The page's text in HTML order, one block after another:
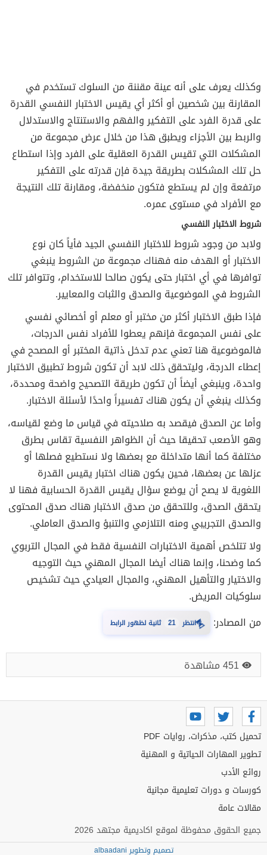
وكذلك يعرف على أنه عينة مقننة من السلوك تستخدم في
المقارنة بين شخصين أو أكثر أي يقيس الاختبار النفسي القدرة
على قدرة الفرد على التفكير والفهم والاستنتاج والاستدلال
والربط بين الأجزاء ويطبق هذا من خلال عرض مجموعة من
المشكلات التي تقيس القدرة العقلية على الفرد وإذا استطاع
حل تلك المشكلات بطريقة جيدة فإن قدرته على التفكير
مرتفعة وإن لم يستطع فتكون منخفضة، ومقارنة تلك النتيجة
مع الأفراد في مستوى عمره.
شروط الاختبار النفسي
ولابد من وجود شروط للاختبار النفسي الجيد فأياً كان نوع
الاختبار أو الهدف منه فهناك مجموعة من الشروط ينبغي
توافرها في أي اختبار حتى يكون صالحا للاستخدام، وتتوافر تلك
الشروط في الموضوعية والصدق والثبات والمعايير.
فإذا طبق الاختبار أكثر من مختبر أو معلم أو أخصائي نفسي
على نفس المجموعة فإنهم يعطوا للأفراد نفس الدرجات،
فالموضوعية هنا تعني عدم تدخل ذاتية المختبر أو المصحح في
إعطاء الدرجة، وليتحقق ذلك لابد أن تكون شروط تطبيق الاختبار
واحدة، وينبغي أيضاً أن تكون طريقة التصحيح واضحة ومحددة،
وكذلك ينبغي أن يكون هناك تفسيراً واحدًا لأسئلة الاختبار.
وأما عن الصدق فيقصد به صلاحيته في قياس ما وضع لقياسه،
وهو الأصعب تحقيقا حيث أن الظواهر النفسية تقاس بطرق
مختلفة كما أنها متداخلة مع بعضها ولا نستطيع فصلها أو
عزلها عن بعضها، فحين يكون هناك اختبار يقيس القدرة
اللغوية لا يصح أن يوضع سؤال يقيس القدرة الحسابية فهنا لا
يتحقق الصدق، وللتحقق من صدق الاختبار هناك صدق المحتوى
والصدق التجريبي ومنه التلازمي والتنبؤ والصدق العاملي.
ولا تتلخص أهمية الاختبارات النفسية فقط في المجال التربوي
كما وضحنا، وإنما هناك أيضا المجال المهني حيث التوجيه
والاختيار والتأهيل المهني، والمجال العيادي حيث تشخيص
سلوكيات المريض.
من المصادر: ⏳انتظر 21 ثانية لظهور الرابط
451 مشاهدة
تحميل كتب، مذكرات، روايات PDF
تطوير المهارات الحياتية و المهنية
روائع الأدب
كورسات و دورات تعليمية مجانية
مقالات عامة
جميع الحقوق محفوظة لموقع اكاديمية مجتهد 2026
تصميم وتطوير albaadani